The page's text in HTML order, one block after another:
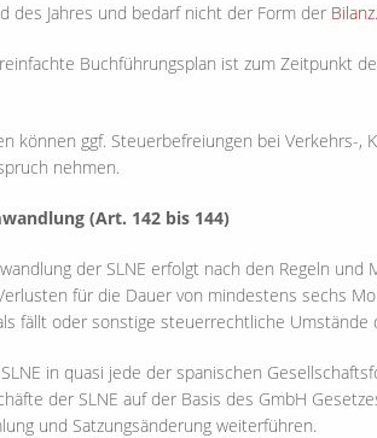
des Jahres und bedarf nicht der Form der Bilanz.
Buchführungsplan ist zum Zeitpunkt
können ggf. Steuerbefreiungen bei Verkehrs-
nehmen.
(Art. 142 bis 144)
der SLNE erfolgt nach den Regeln und
für die Dauer von mindestens sechs
fällt oder sonstige steuerrechtliche Umstände
in quasi jede der spanischen
der SLNE auf der Basis des GmbH
und Satzungsänderung weiterführen.